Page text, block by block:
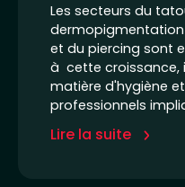
Les secteurs du
et du piercing sont
à cette croissance,
matière d'hygiène
professionnels
Lire la suite